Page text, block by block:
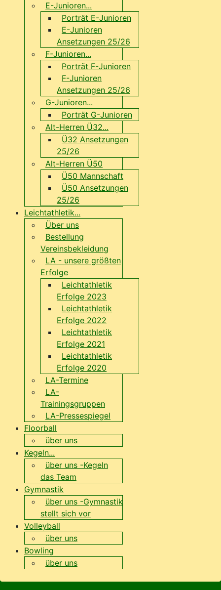
E-Junioren...
Porträt E-Junioren
E-Junioren
Ansetzungen 25/26
F-Junioren...
Porträt F-Junioren
F-Junioren
Ansetzungen 25/26
G-Junioren...
Porträt G-Junioren
Alt-Herren Ü32...
Ü32 Ansetzungen
25/26
Alt-Herren Ü50
Ü50 Mannschaft
Ü50 Ansetzungen
25/26
Leichtathletik...
Über uns
Bestellung
Vereinsbekleidung
LA - unsere größten
Erfolge
Leichtathletik
Erfolge 2023
Leichtathletik
Erfolge 2022
Leichtathletik
Erfolge 2021
Leichtathletik
Erfolge 2020
LA-Termine
LA-
Trainingsgruppen
LA-Pressespiegel
Floorball
über uns
Kegeln...
über uns -Kegeln
das Team
Gymnastik
über uns -Gymnastik
stellt sich vor
Volleyball
über uns
Bowling
über uns